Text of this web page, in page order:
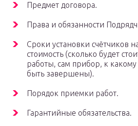
Предмет договора.
Права и обязанности
Сроки установки счётчиков
стоимость (сколько будет
работы, сам прибор, к
быть завершены).
Порядок приемки работ.
Гарантийные обязательства.